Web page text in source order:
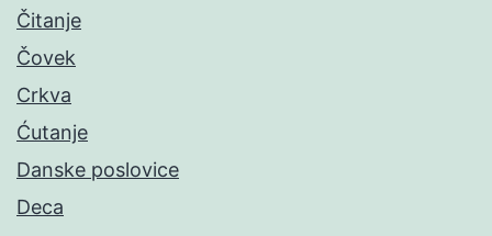
Čitanje
Čovek
Crkva
Ćutanje
Danske poslovice
Deca